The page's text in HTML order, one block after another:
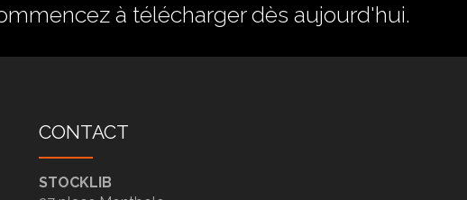
à télécharger dès aujourd'hui.
CONTACT
STOCKLIB